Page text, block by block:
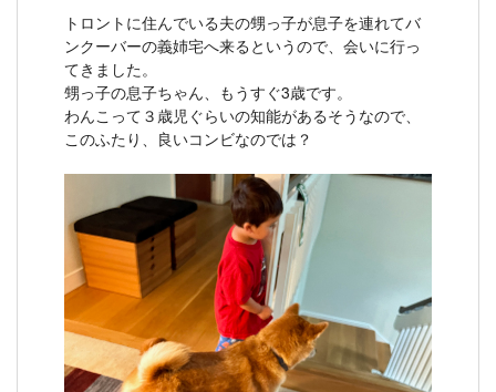
トロントに住んでいる夫の甥っ子が息子を連れてバ
ンクーバーの義姉宅へ来るというので、会いに行っ
てきました。
甥っ子の息子ちゃん、もうすぐ3歳です。
わんこって３歳児ぐらいの知能があるそうなので、
このふたり、良いコンビなのでは？